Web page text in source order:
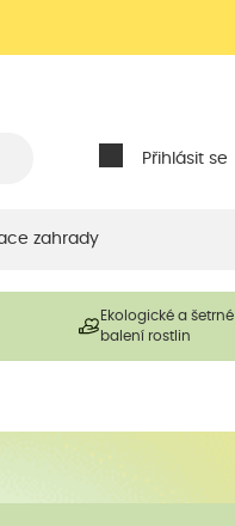
Přihlásit se
zahrady
Ekologické a šetrné
balení rostlin